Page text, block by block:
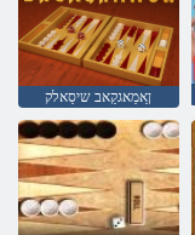
ןַאמַאגקַאב שיסַאלק